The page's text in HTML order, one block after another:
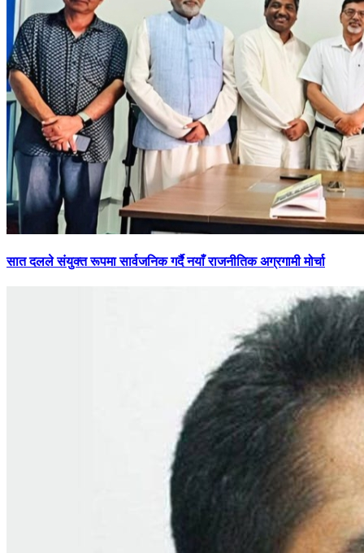
सातदलले संयुक्त रूपमा सार्वजनिक गर्दै नयाँ राजनीतिक अग्रगामी मोर्चा